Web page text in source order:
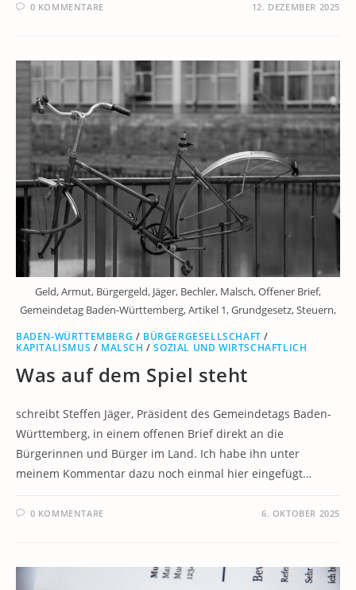
0 KOMMENTARE 12. DEZEMBER 2025
Geld, Armut, Bürgergeld, Jäger, Bechler, Malsch, Offener Brief,
Gemeindetag Baden-Württemberg, Artikel 1, Grundgesetz, Steuern,
BADEN-WÜRTTEMBERG / BÜRGERGESELLSCHAFT /
KAPITALISMUS / MALSCH /SOZIAL UND WIRTSCHAFTLICH
Was auf dem Spiel steht
schreibt Steffen Jäger, Präsident des Gemeindetags Baden-
Württemberg, in einem offenen Brief direkt an die
Bürgerinnen und Bürger im Land. Ich habe ihn unter
meinem Kommentar dazu noch einmal hier eingefügt…
0 KOMMENTARE 6. OKTOBER 2025